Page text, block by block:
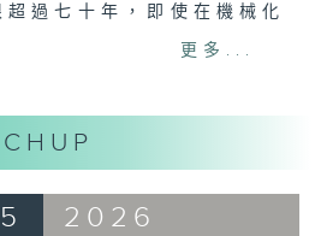
過七十年，即使在機械化
們依然堅持在香港自設工
。第二代掌舵人張宗琪
積極開拓市場，先後在世界
更多...
2026